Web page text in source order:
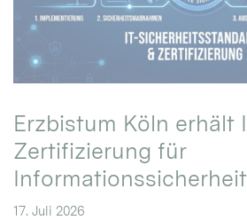
Erzbistum Köln erhält
Zertifizierung für
Informationssicherheit
17. Juli 2026